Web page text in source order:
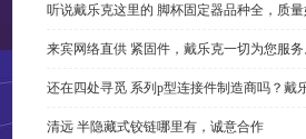
听说戴乐克这里的 脚杯固定器品种全，质
来宾网络直供 紧固件，戴乐克一切为您服
还在四处寻觅 系列p型连接件制造商吗？戴
清远 半隐藏式铰链哪里有，诚意合作